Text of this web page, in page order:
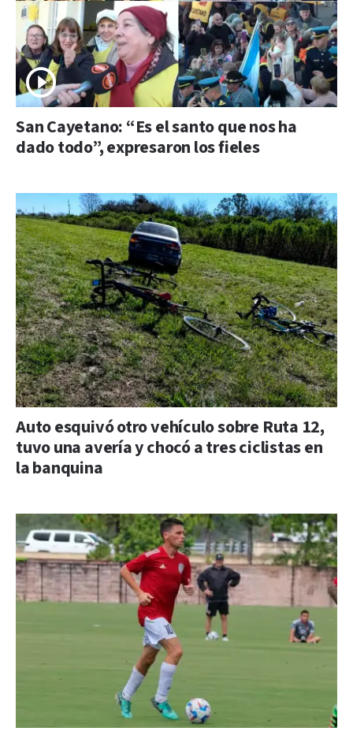
San Cayetano: “Es el santo que nos ha
dado todo”, expresaron los fieles
Auto esquivó otro vehículo sobre Ruta 12,
tuvo una avería y chocó a tres ciclistas en
la banquina